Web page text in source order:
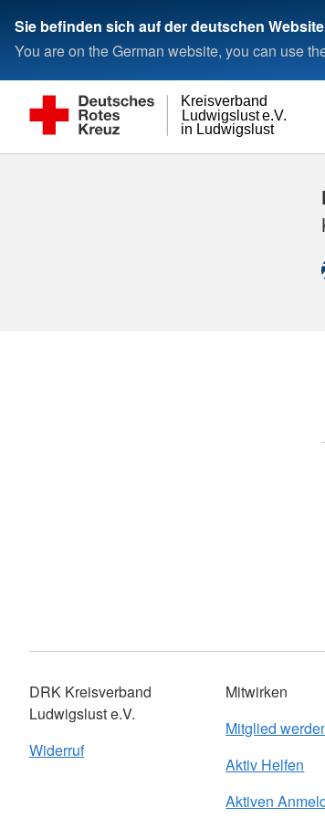
Sie befinden sich auf der deutschen Website
You are on the German website, you can use
in Ludwigslust
Ludwigslust e.V.
Kreisverband
DRK Kreisverband
Ludwigslust e.V.
Widerruf
Mitwirken
Mitglied
Aktiv Helfen
Aktiven